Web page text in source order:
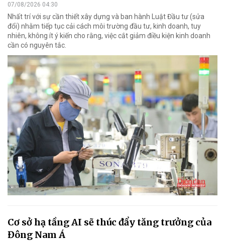
07/08/2026 04:30
Nhất trí với sự cần thiết xây dựng và ban hành Luật Đầu tư (sửa
đổi) nhằm tiếp tục cải cách môi trường đầu tư, kinh doanh, tuy
nhiên, không ít ý kiến cho rằng, việc cắt giảm điều kiện kinh doanh
cần có nguyên tắc.
Cơ sở hạ tầng AI sẽ thúc đẩy tăng trưởng của
Đông Nam Á